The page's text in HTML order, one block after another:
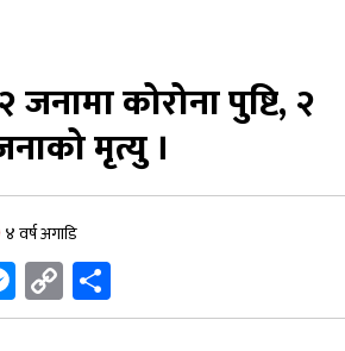
कोरोना पुष्टि, २
मृत्यु ।
४ वर्ष अगाडि
Messenger
Copy
Link